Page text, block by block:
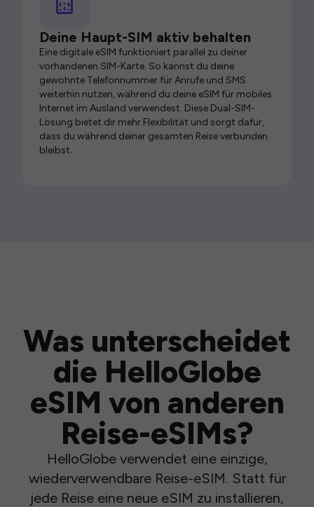
Deine Haupt-SIM aktiv behalten
Eine digitale eSIM funktioniert parallel zu deiner
vorhandenen SIM-Karte. So kannst du deine
gewohnte Telefonnummer für Anrufe und SMS
weiterhin nutzen, während du deine eSIM für mobiles
Internet im Ausland verwendest. Diese Dual-SIM-
Lösung bietet dir mehr Flexibilität und sorgt dafür,
dass du während deiner gesamten Reise verbunden
bleibst.
Was unterscheidet
die HelloGlobe
eSIM von anderen
Reise-eSIMs?
HelloGlobe verwendet eine einzige,
wiederverwendbare Reise-eSIM. Statt für
jede Reise eine neue eSIM zu installieren,